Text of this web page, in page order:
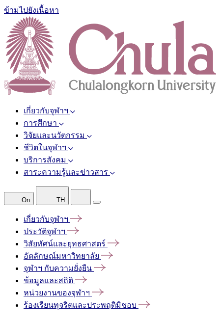
ข้ามไปยังเนื้อหา
เกี่ยวกับจุฬาฯ
การศึกษา
วิจัยและนวัตกรรม
ชีวิตในจุฬาฯ
บริการสังคม
สาระความรู้และข่าวสาร
On TH
เกี่ยวกับจุฬาฯ
ประวัติจุฬาฯ
วิสัยทัศน์และยุทธศาสตร์
อัตลักษณ์มหาวิทยาลัย
จุฬาฯ กับความยั่งยืน
ข้อมูลและสถิติ
หน่วยงานของจุฬาฯ
ร้องเรียนทุจริตและประพฤติมิชอบ